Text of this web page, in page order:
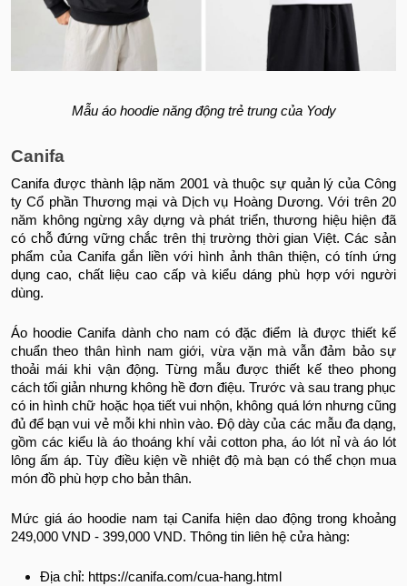
Mẫu áo hoodie năng động trẻ trung của Yody
Canifa
Canifa được thành lập năm 2001 và thuộc sự quản lý của Công
ty Cổ phần Thương mại và Dịch vụ Hoàng Dương. Với trên 20
năm không ngừng xây dựng và phát triển, thương hiệu hiện đã
có chỗ đứng vững chắc trên thị trường thời gian Việt. Các sản
phẩm của Canifa gắn liền với hình ảnh thân thiện, có tính ứng
dụng cao, chất liệu cao cấp và kiểu dáng phù hợp với người
dùng.
Áo hoodie Canifa dành cho nam có đặc điểm là được thiết kế
chuẩn theo thân hình nam giới, vừa vặn mà vẫn đảm bảo sự
thoải mái khi vận động. Từng mẫu được thiết kế theo phong
cách tối giản nhưng không hề đơn điệu. Trước và sau trang phục
có in hình chữ hoặc họa tiết vui nhộn, không quá lớn nhưng cũng
đủ để bạn vui vẻ mỗi khi nhìn vào. Độ dày của các mẫu đa dạng,
gồm các kiểu là áo thoáng khí vải cotton pha, áo lót nỉ và áo lót
lông ấm áp. Tùy điều kiện về nhiệt độ mà bạn có thể chọn mua
món đồ phù hợp cho bản thân.
Mức giá áo hoodie nam tại Canifa hiện dao động trong khoảng
249,000 VND - 399,000 VND. Thông tin liên hệ cửa hàng:
Địa chỉ: https://canifa.com/cua-hang.html